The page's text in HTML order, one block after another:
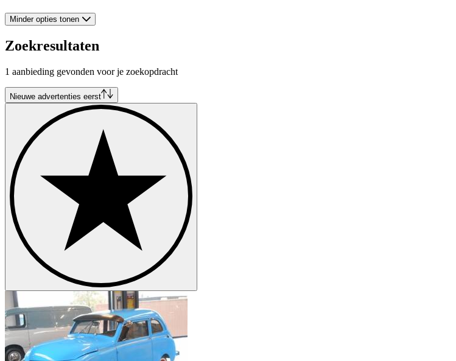
Minder opties tonen
Zoekresultaten
1 aanbieding gevonden voor je zoekopdracht
Nieuwe advertenties eerst